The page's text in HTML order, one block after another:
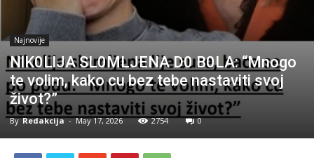
Najnovije
NlK0LlJA SL0MLJENA D0 B0LA: “Mnogo
te volim, kako cu bez tebe nastaviti svoj
život?”
By Redakcija - May 17, 2026 2754 0